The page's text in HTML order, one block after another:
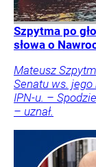
Szpytma po
słowa o
Mateusz
Senatu ws.
IPN-u. –
– uznał.